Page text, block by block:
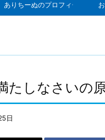
ありちーぬのプロフィール！新
たしなさいの
日